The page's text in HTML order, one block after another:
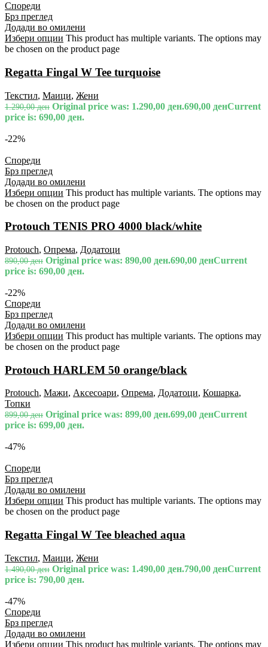
Спореди
Брз преглед
Додади во омилени
Избери опции This product has multiple variants. The options may
be chosen on the product page
Regatta Fingal W Tee turquoise
Текстил, Маици, Жени
1.290,00ден Original price was: 1.290,00 ден.690,00 денCurrent
price is: 690,00 ден.
-22%
Спореди
Брз преглед
Додади во омилени
Избери опции This product has multiple variants. The options may
be chosen on the product page
Protouch TENIS PRO 4000 black/white
Protouch, Опрема, Додатоци
890,00ден Original price was: 890,00 ден.690,00 денCurrent
price is: 690,00 ден.
-22%
Спореди
Брз преглед
Додади во омилени
Избери опции This product has multiple variants. The options may
be chosen on the product page
Protouch HARLEM 50 orange/black
Protouch, Мажи, Аксесоари, Опрема, Додатоци, Кошарка,
Топки
899,00ден Original price was: 899,00 ден.699,00 денCurrent
price is: 699,00 ден.
-47%
Спореди
Брз преглед
Додади во омилени
Избери опции This product has multiple variants. The options may
be chosen on the product page
Regatta Fingal W Tee bleached aqua
Текстил, Маици, Жени
1.490,00ден Original price was: 1.490,00 ден.790,00 денCurrent
price is: 790,00 ден.
-47%
Спореди
Брз преглед
Додади во омилени
Избери опции This product has multiple variants. The options may